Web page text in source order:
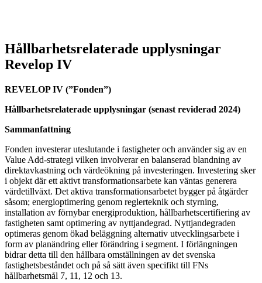
Hållbarhetsrelaterade upplysningar
Revelop IV
REVELOP IV (”Fonden”)
Hållbarhetsrelaterade upplysningar (senast reviderad 2024)
Sammanfattning
Fonden investerar uteslutande i fastigheter och använder sig av en
Value Add-strategi vilken involverar en balanserad blandning av
direktavkastning och värdeökning på investeringen. Investering sker
i objekt där ett aktivt transformationsarbete kan väntas generera
värdetillväxt. Det aktiva transformationsarbetet bygger på åtgärder
såsom; energioptimering genom reglerteknik och styrning,
installation av förnybar energiproduktion, hållbarhetscertifiering av
fastigheten samt optimering av nyttjandegrad. Nyttjandegraden
optimeras genom ökad beläggning alternativ utvecklingsarbete i
form av planändring eller förändring i segment. I förlängningen
bidrar detta till den hållbara omställningen av det svenska
fastighetsbeståndet och på så sätt även specifikt till FNs
hållbarhetsmål 7, 11, 12 och 13.